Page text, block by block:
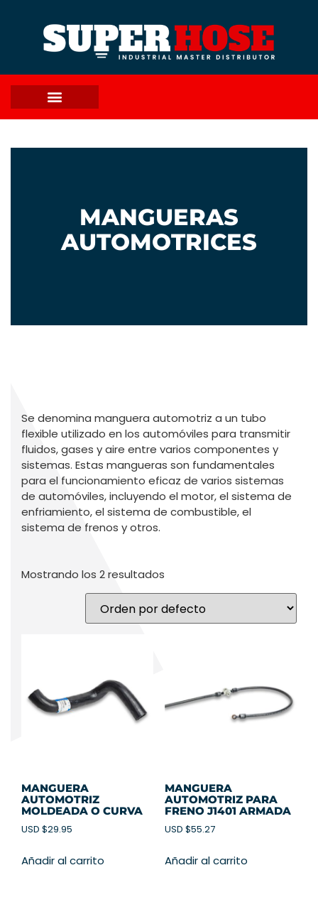
MANGUERAS
AUTOMOTRICES
Se denomina manguera automotriz a un tubo
flexible utilizado en los automóviles para transmitir
fluidos, gases y aire entre varios componentes y
sistemas. Estas mangueras son fundamentales
para el funcionamiento eficaz de varios sistemas
de automóviles, incluyendo el motor, el sistema de
enfriamiento, el sistema de combustible, el
sistema de frenos y otros.
Mostrando los 2 resultados
MANGUERA
AUTOMOTRIZ
MOLDEADA O CURVA
USD $29.95
Añadir al carrito
MANGUERA
AUTOMOTRIZ PARA
FRENO J1401 ARMADA
USD $55.27
Añadir al carrito